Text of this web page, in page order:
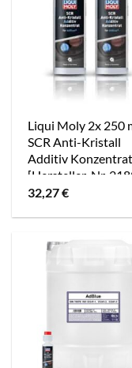
Liqui Moly 2x 250
SCR Anti-Kristall
Additiv Konzentrat
[Hersteller-Nr.
32,27€